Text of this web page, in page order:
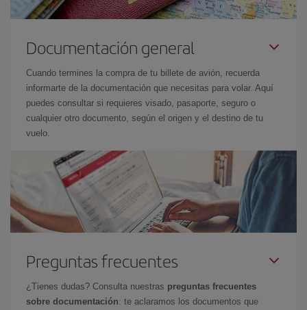
Documentación general
Cuando termines la compra de tu billete de avión, recuerda
informarte de la documentación que necesitas para volar. Aquí
puedes consultar si requieres visado, pasaporte, seguro o
cualquier otro documento, según el origen y el destino de tu
vuelo.
Preguntas frecuentes
¿Tienes dudas? Consulta nuestras preguntas frecuentes
sobre documentación: te aclaramos los documentos que